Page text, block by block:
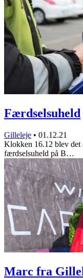
Færdselsuheld
Gilleleje • 01.12.21
Klokken 16.12 blev det
færdselsuheld på B…
Marc fra